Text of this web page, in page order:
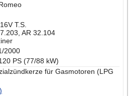
T.S.
AR 32.104
2000
PS (77/88 kW)
für Gasmotoren (LPG